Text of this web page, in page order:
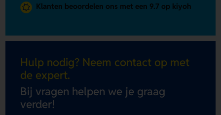
Klanten beoordelen ons met een 9.7 op kiyoh
Hulp nodig? Neem contact op met
de expert.
Bij vragen helpen we je graag
verder!